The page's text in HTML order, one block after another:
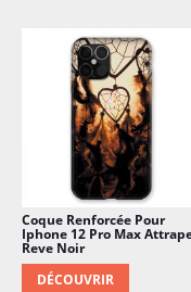
Coque Renforcée Pour
Iphone 12 Pro Max
Reve Noir
DÉCOUVRIR